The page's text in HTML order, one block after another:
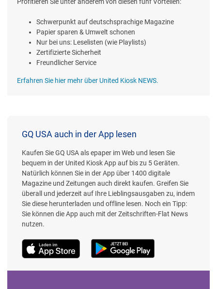
Schwerpunkt auf deutschsprachige Magazine
Papier sparen & Umwelt schonen
Nur bei uns: Leselisten (wie Playlists)
Zertifizierte Sicherheit
Freundlicher Service
Erfahren Sie hier mehr über United Kiosk NEWS.
GQ USA auch in der App lesen
Kaufen Sie GQ USA als epaper im Web und lesen Sie
bequem in der United Kiosk App auf bis zu 5 Geräten.
Natürlich können Sie in der App über 1400 digitale
Magazine und Zeitungen auch direkt kaufen. Greifen Sie
überall und jederzeit auf Ihre Lieblingsausgaben zu, indem
Sie diese herunterladen und offline lesen. Noch ein Tipp:
Sie können die App auch mit der Zeitschriften-Flat News
nutzen.